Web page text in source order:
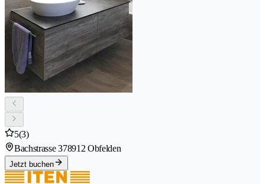
5(3)
Bachstrasse 378912 Obfelden
Jetzt buchen